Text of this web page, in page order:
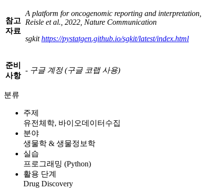
참고
자료
A platform for oncogenomic reporting and interpretation,
Reisle et al., 2022, Nature Communication
sgkithttps://pystatgen.github.io/sgkit/latest/index.html
준비
사항
- 구글 계정(구글 코랩 사용)
분류
주제
유전체학, 바이오데이터수집
분야
생물학 & 생물정보학
실습
프로그래밍 (Python)
활용 단계
Drug Discovery